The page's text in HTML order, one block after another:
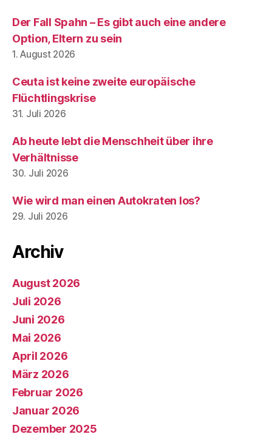
Der Fall Spahn – Es gibt auch eine andere
Option, Eltern zu sein
1. August 2026
Ceuta ist keine zweite europäische
Flüchtlingskrise
31. Juli 2026
Ab heute lebt die Menschheit über ihre
Verhältnisse
30. Juli 2026
Wie wird man einen Autokraten los?
29. Juli 2026
Archiv
August 2026
Juli 2026
Juni 2026
Mai 2026
April 2026
März 2026
Februar 2026
Januar 2026
Dezember 2025